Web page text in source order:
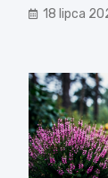
18 lipca